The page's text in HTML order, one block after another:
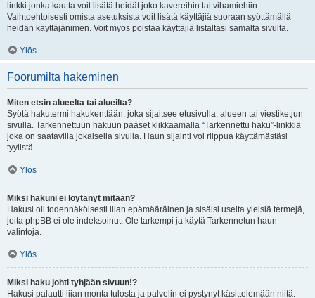
linkki jonka kautta voit lisätä heidät joko kavereihin tai vihamiehiin.
Vaihtoehtoisesti omista asetuksista voit lisätä käyttäjiä suoraan syöttämällä
heidän käyttäjänimen. Voit myös poistaa käyttäjiä listaltasi samalta sivulta.
Ylös
Foorumilta hakeminen
Miten etsin alueelta tai alueilta?
Syötä hakutermi hakukenttään, joka sijaitsee etusivulla, alueen tai viestiketjun
sivulla. Tarkennettuun hakuun pääset klikkaamalla “Tarkennettu haku”-linkkiä
joka on saatavilla jokaisella sivulla. Haun sijainti voi riippua käyttämästäsi
tyylistä.
Ylös
Miksi hakuni ei löytänyt mitään?
Hakusi oli todennäköisesti liian epämääräinen ja sisälsi useita yleisiä termejä,
joita phpBB ei ole indeksoinut. Ole tarkempi ja käytä Tarkennetun haun
valintoja.
Ylös
Miksi haku johti tyhjään sivuun!?
Hakusi palautti liian monta tulosta ja palvelin ei pystynyt käsittelemään niitä.